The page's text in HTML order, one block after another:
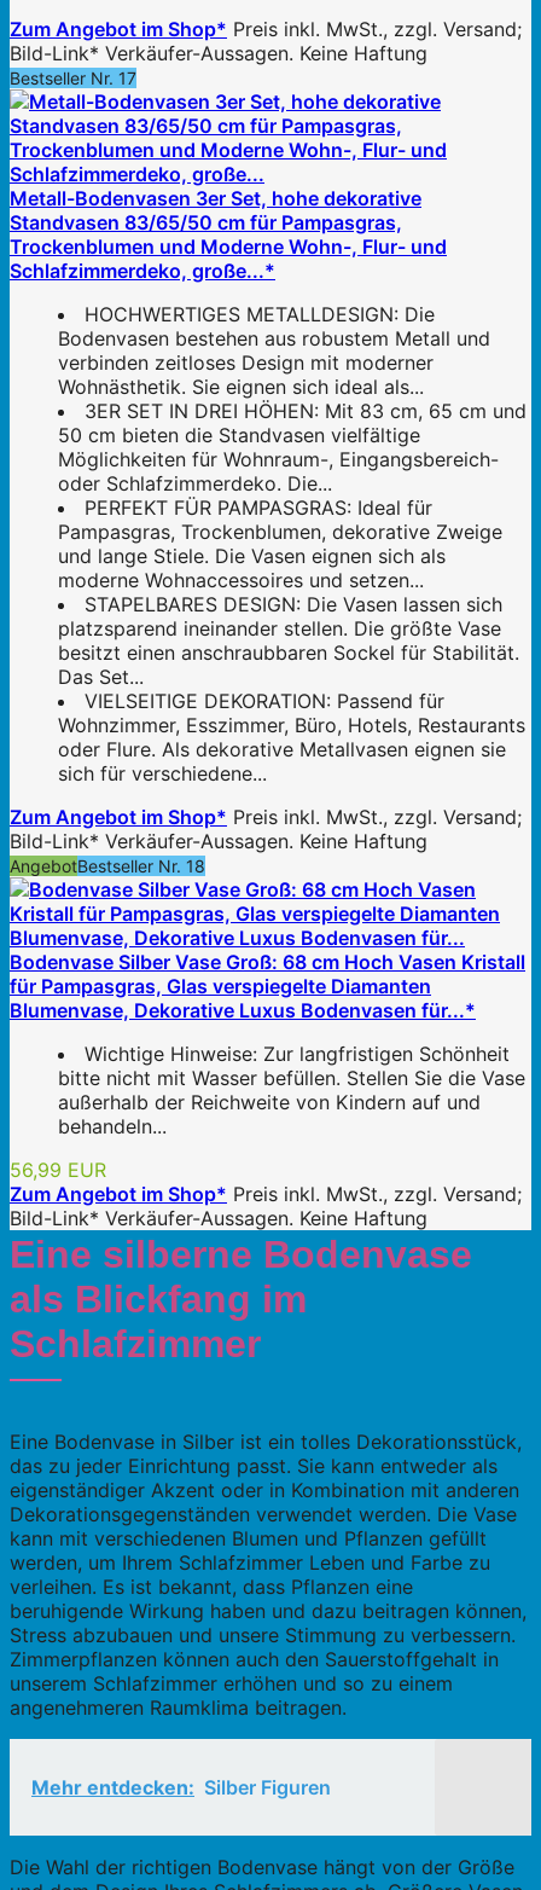
Zum Angebot im Shop* Preis inkl. MwSt., zzgl. Versand;
Bild-Link* Verkäufer-Aussagen. Keine Haftung
Bestseller Nr. 17
Metall-Bodenvasen 3er Set, hohe dekorative
Standvasen 83/65/50 cm für Pampasgras,
Trockenblumen und Moderne Wohn-, Flur- und
Schlafzimmerdeko, große...*
HOCHWERTIGES METALLDESIGN: Die
Bodenvasen bestehen aus robustem Metall und
verbinden zeitloses Design mit moderner
Wohnästhetik. Sie eignen sich ideal als...
3ER SET IN DREI HÖHEN: Mit 83 cm, 65 cm und
50 cm bieten die Standvasen vielfältige
Möglichkeiten für Wohnraum-, Eingangsbereich-
oder Schlafzimmerdeko. Die...
PERFEKT FÜR PAMPASGRAS: Ideal für
Pampasgras, Trockenblumen, dekorative Zweige
und lange Stiele. Die Vasen eignen sich als
moderne Wohnaccessoires und setzen...
STAPELBARES DESIGN: Die Vasen lassen sich
platzsparend ineinander stellen. Die größte Vase
besitzt einen anschraubbaren Sockel für Stabilität.
Das Set...
VIELSEITIGE DEKORATION: Passend für
Wohnzimmer, Esszimmer, Büro, Hotels, Restaurants
oder Flure. Als dekorative Metallvasen eignen sie
sich für verschiedene...
Zum Angebot im Shop* Preis inkl. MwSt., zzgl. Versand;
Bild-Link* Verkäufer-Aussagen. Keine Haftung
AngebotBestseller Nr. 18
Bodenvase Silber Vase Groß: 68 cm Hoch Vasen Kristall
für Pampasgras, Glas verspiegelte Diamanten
Blumenvase, Dekorative Luxus Bodenvasen für...*
Wichtige Hinweise: Zur langfristigen Schönheit
bitte nicht mit Wasser befüllen. Stellen Sie die Vase
außerhalb der Reichweite von Kindern auf und
behandeln...
56,99 EUR
Zum Angebot im Shop* Preis inkl. MwSt., zzgl. Versand;
Bild-Link* Verkäufer-Aussagen. Keine Haftung
Eine silberne Bodenvase
als Blickfang im
Schlafzimmer
Eine Bodenvase in Silber ist ein tolles Dekorationsstück,
das zu jeder Einrichtung passt. Sie kann entweder als
eigenständiger Akzent oder in Kombination mit anderen
Dekorationsgegenständen verwendet werden. Die Vase
kann mit verschiedenen Blumen und Pflanzen gefüllt
werden, um Ihrem Schlafzimmer Leben und Farbe zu
verleihen. Es ist bekannt, dass Pflanzen eine
beruhigende Wirkung haben und dazu beitragen können,
Stress abzubauen und unsere Stimmung zu verbessern.
Zimmerpflanzen können auch den Sauerstoffgehalt in
unserem Schlafzimmer erhöhen und so zu einem
angenehmeren Raumklima beitragen.
Mehr entdecken: Silber Figuren
Die Wahl der richtigen Bodenvase hängt von der Größe